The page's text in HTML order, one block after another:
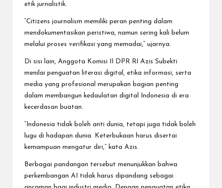
etik jurnalistik.
“Citizens journalism memiliki peran penting dalam
mendokumentasikan peristiwa, namun sering kali belum
melalui proses verifikasi yang memadai,” ujarnya.
Di sisi lain, Anggota Komisi II DPR RI Azis Subekti
menilai penguatan literasi digital, etika informasi, serta
media yang profesional merupakan bagian penting
dalam membangun kedaulatan digital Indonesia di era
kecerdasan buatan.
“Indonesia tidak boleh anti dunia, tetapi juga tidak boleh
lugu di hadapan dunia. Keterbukaan harus disertai
kemampuan mengatur diri,” kata Azis.
Berbagai pandangan tersebut menunjukkan bahwa
perkembangan AI tidak harus dipandang sebagai